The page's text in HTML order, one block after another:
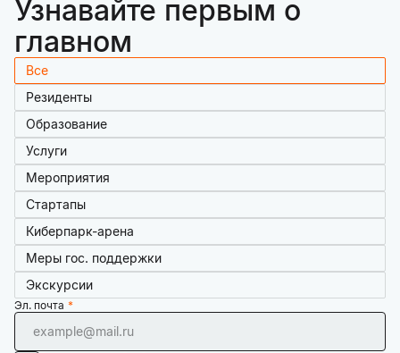
Узнавайте первым о
главном
Все
Резиденты
Образование
Услуги
Мероприятия
Стартапы
Киберпарк-арена
Меры гос. поддержки
Экскурсии
Эл. почта